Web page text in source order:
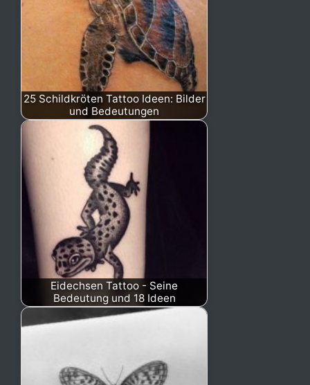
25 Schildkröten Tattoo Ideen: Bilder
und Bedeutungen
Eidechsen Tattoo - Seine
Bedeutung und 18 Ideen